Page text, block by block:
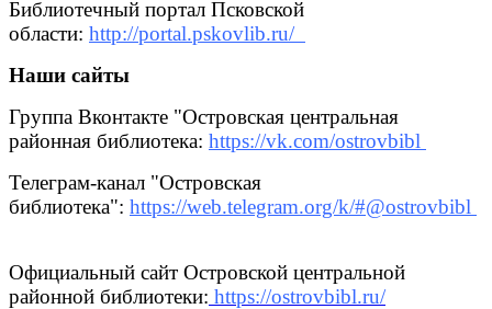
Библиотечный портал Псковской
области: http://portal.pskovlib.ru/
Наши сайты
Группа Вконтакте "Островская центральная
районная библиотека: https://vk.com/ostrovbibl
Телеграм-канал "Островская
библиотека": https://web.telegram.org/k/#@ostrovbibl
Официальный сайт Островской центральной
районной библиотеки: https://ostrovbibl.ru/